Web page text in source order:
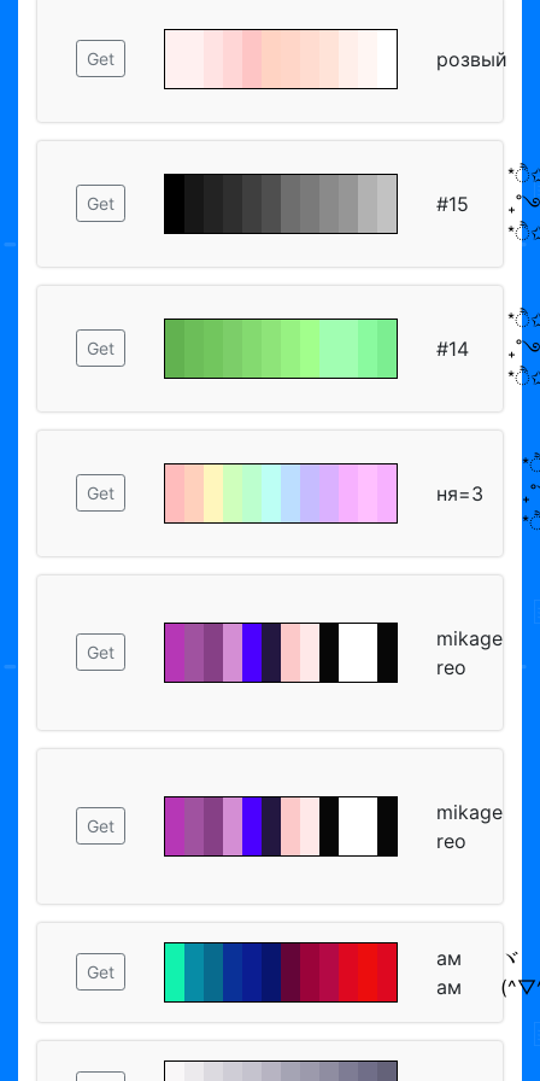
Get розвый
Get #15
Get #14
Get ня=3
Get
mikage
reo
Get
mikage
reo
Get
ам
ам
ヾ